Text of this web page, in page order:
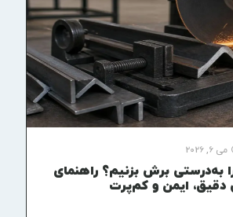
می 6, 2026
به‌درستی برش بزنیم؟ راهنمای
ایمن و کم‌پرت